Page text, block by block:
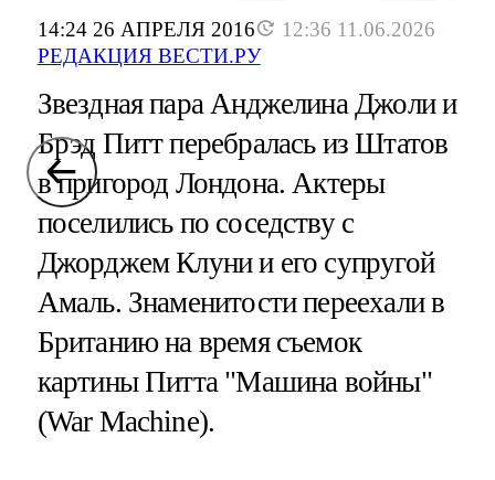
14:24 26 АПРЕЛЯ 2016
12:36 11.06.2026
РЕДАКЦИЯ ВЕСТИ.РУ
Звездная пара Анджелина Джоли и
Брэд Питт перебралась из Штатов
в пригород Лондона. Актеры
поселились по соседству с
Джорджем Клуни и его супругой
Амаль. Знаменитости переехали в
Британию на время съемок
картины Питта "Машина войны"
(War Machine).